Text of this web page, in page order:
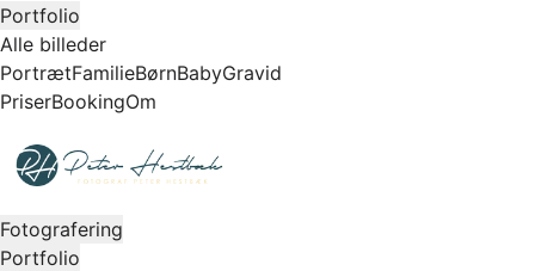
Portfolio
Alle billeder
PortrætFamilieBørnBabyGravid
PriserBookingOm
Fotografering
Portfolio